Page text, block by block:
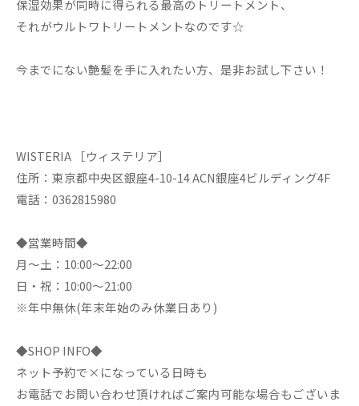
保湿効果が同時に得られる最高のトリートメント、
それがウルトワトリートメントなのです☆
今までにない艶髪を手に入れたい方、是非お試し下さい！
WISTERIA ［ウィステリア］
住所：東京都中央区銀座4-10-14 ACN銀座4ビルディング4F
電話：0362815980
◆営業時間◆
月～土：10:00～22:00
日・祝：10:00～21:00
※年中無休(年末年始のみ休業日あり)
◆SHOP INFO◆
ネット予約で×になっている日時も
お電話でお問い合わせ頂ければご案内可能な場合もございま